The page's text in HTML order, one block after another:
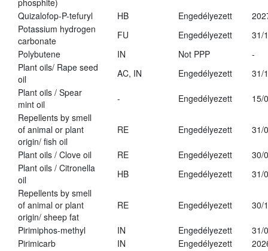
phosphite)
Quizalofop-P-tefuryl HB Engedélyezett
Potassium hydrogen
carbonate
FU Engedélyezett
31/
Polybutene
IN Not PPP
-
Plant oils/ Rape seed
oil
AC, IN Engedélyezett
31/
Plant oils / Spear
mint oil
- Engedélyezett
15/
Repellents by smell
of animal or plant
origin/ fish oil
RE Engedélyezett 31/
Plant oils / Clove oil RE Engedélyezett
30/
Plant oils / Citronella
oil
HB Engedélyezett
31/
Repellents by smell
of animal or plant
origin/ sheep fat
RE Engedélyezett 30/
Pirimiphos-methyl IN Engedélyezett
31/
Pirimicarb
IN Engedélyezett